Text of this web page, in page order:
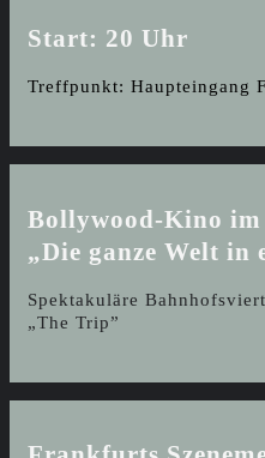
Start: 20 Uhr
Treffpunkt: Haupteingang
Bollywood-Kino im
„Die ganze Welt in
Spektakuläre
„The Trip”